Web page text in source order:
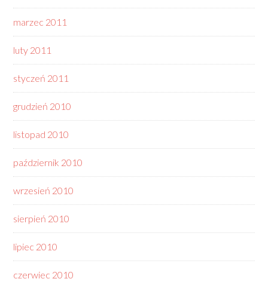
marzec 2011
luty 2011
styczeń 2011
grudzień 2010
listopad 2010
październik 2010
wrzesień 2010
sierpień 2010
lipiec 2010
czerwiec 2010